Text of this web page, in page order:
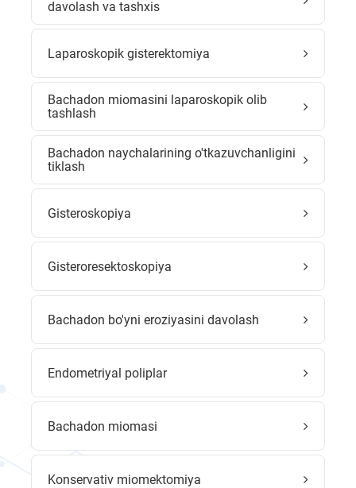
davolash va tashxis
Laparoskopik gisterektomiya
Bachadon miomasini laparoskopik olib
tashlash
Bachadon naychalarining o'tkazuvchanligini
tiklash
Gisteroskopiya
Gisteroresektoskopiya
Bachadon bo'yni eroziyasini davolash
Endometriyal poliplar
Bachadon miomasi
Konservativ miomektomiya